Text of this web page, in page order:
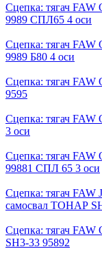
Сцепка: тягач FAW
9989 СПЛ65 4 оси
Сцепка: тягач FAW
9989 Б80 4 оси
Сцепка: тягач
9595
Сцепка: тягач
3 оси
Сцепка: тягач FAW
99881 СПЛ 65 3 оси
Сцепка: тягач
самосвал ТОНАР
Сцепка: тягач
SH3-33 95892